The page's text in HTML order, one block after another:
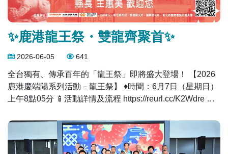
✨鹿港龍王祭・雙龍齊聚首✨
2026-06-05 641
全台獨有、傳承百年的「龍王祭」即將盛大登場！ 【2026
鹿港慶端陽系列活動－龍王祭】 ♦️時間：6月7日（星期日）
上午8點05分 📱活動詳情及流程 https://reurl.cc/K2Wdre 今
年， 特別邀請雲林縣麥寮拱範宮龍王尊神首度出巡來彰
化， 促成史上首次「雙龍會」， 共同為鹿港慶端陽揭開序
幕！ 精彩亮點： 🔹史上首次「雙龍會」，兩地龍王尊神齊